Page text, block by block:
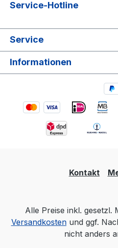
Service-Hotline
Service
Informationen
Kontakt
Alle Preise inkl. gesetzl.
Versandkostenund ggf.
nicht anders